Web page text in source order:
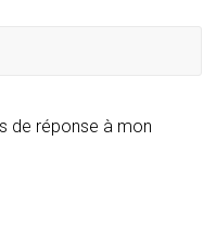
de réponse à mon